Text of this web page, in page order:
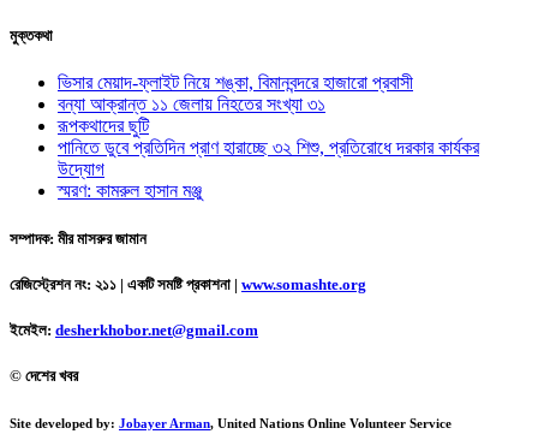
মুক্তকথা
ভিসার মেয়াদ-ফ্লাইট নিয়ে শঙ্কা, বিমানবন্দরে হাজারো প্রবাসী
বন্যা আক্রান্ত ১১ জেলায় নিহতের সংখ্যা ৩১
রূপকথাদের ছুটি
পানিতে ডুবে প্রতিদিন প্রাণ হারাচ্ছে ৩২ শিশু, প্রতিরোধে দরকার কার্যকর
উদ্যোগ
স্মরণ: কামরুল হাসান মঞ্জু
সম্পাদক: মীর মাসরুর জামান
রেজিস্ট্রেশন নং: ২১১ | একটি সমষ্টি প্রকাশনা | www.somashte.org
ইমেইল: desherkhobor.net@gmail.com
© দেশের খবর
Site developed by: Jobayer Arman, United Nations Online Volunteer Service